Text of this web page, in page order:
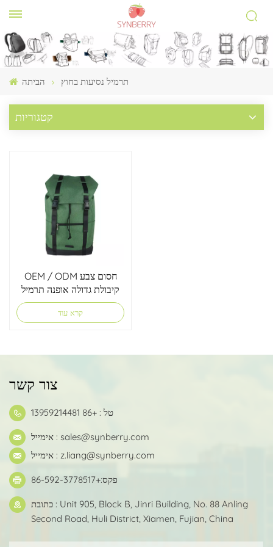
הביתה תרמיל נסיעות בחוץ
קטגוריות
OEM / ODM חסום צבע
קיבולת גדולה אופנה תרמיל
חיצוני
קרא עוד
צור קשר
טל : +86 13959214481
אימייל : sales@synberry.com
אימייל : z.liang@synberry.com
פקס:+86-592-3778517
כתובת : Unit 905, Block B, Jinri Building, No. 88 Anling
Second Road, Huli District, Xiamen, Fujian, China